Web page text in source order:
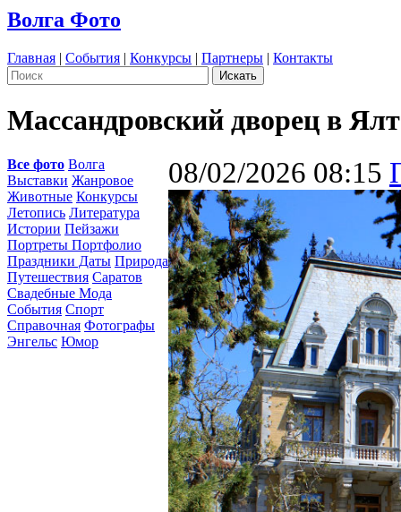
Волга Фото
Главная | События | Конкурсы | Партнеры | Контакты
Массандровский дворец в
Все фото Волга
Выставки Жанровое
Животные Конкурсы
Летопись Литература
Истории Пейзажи
Портреты Портфолио
Праздники Даты Природа
Путешествия Саратов
Свадебные Мода
События Спорт
Справочная Фотографы
Энгельс Юмор
08/02/2026 08:15